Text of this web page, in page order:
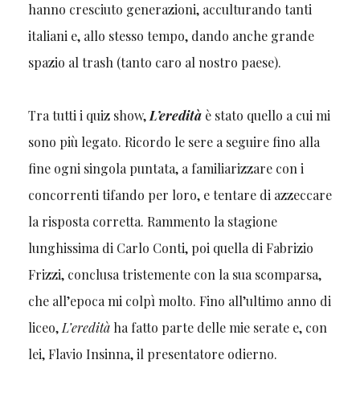
hanno cresciuto generazioni, acculturando tanti
italiani e, allo stesso tempo, dando anche grande
spazio al trash (tanto caro al nostro paese).
Tra tutti i quiz show,L’eredità è stato quello a cui mi
sono più legato. Ricordo le sere a seguire fino alla
fine ogni singola puntata, a familiarizzare con i
concorrenti tifando per loro, e tentare di azzeccare
la risposta corretta. Rammento la stagione
lunghissima di Carlo Conti, poi quella di Fabrizio
Frizzi, conclusa tristemente con la sua scomparsa,
che all’epoca mi colpì molto. Fino all’ultimo anno di
liceo,L’eredità ha fatto parte delle mie serate e, con
lei, Flavio Insinna, il presentatore odierno.